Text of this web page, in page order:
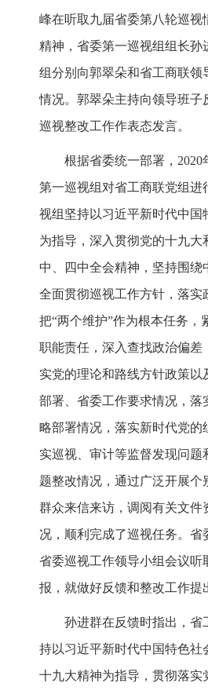
峰在听取九届省委第八轮巡视
精神，省委第一巡视组组长孙
组分别向郭翠朵和省工商联领
情况。郭翠朵主持向领导班子
巡视整改工作作表态发言。
根据省委统一部署，2020
第一巡视组对省工商联党组进
视组坚持以习近平新时代中国
为指导，深入贯彻党的十九大
中、四中全会精神，坚持围绕
全面贯彻巡视工作方针，落实
把“两个维护”作为根本任务，
职能责任，深入查找政治偏差
实党的理论和路线方针政策以
部署、省委工作要求情况，落
略部署情况，落实新时代党的
实巡视、审计等监督发现问题
题整改情况，通过广泛开展个
群众来信来访，调阅有关文件
况，顺利完成了巡视任务。省
省委巡视工作领导小组会议听
报，就做好反馈和整改工作提
孙进群在反馈时指出，省
持以习近平新时代中国特色社
十九大精神为指导，贯彻落实